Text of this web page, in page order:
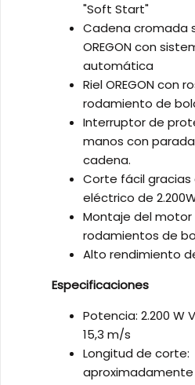
"Soft Start"
Cadena cromada
OREGON con
automática
Riel OREGON con
rodamiento de
Interruptor de
manos con
cadena.
Corte fácil
eléctrico de
Montaje del motor
rodamientos de
Alto rendimiento
Especificaciones
Potencia: 2.200 W
15,3 m/s
Longitud de corte:
aproximadamente